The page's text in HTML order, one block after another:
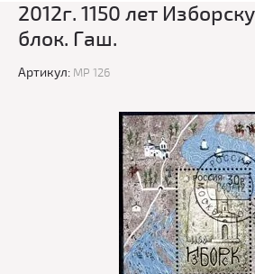
2012г. 1150 лет
блок. Гаш.
Артикул: МР 126